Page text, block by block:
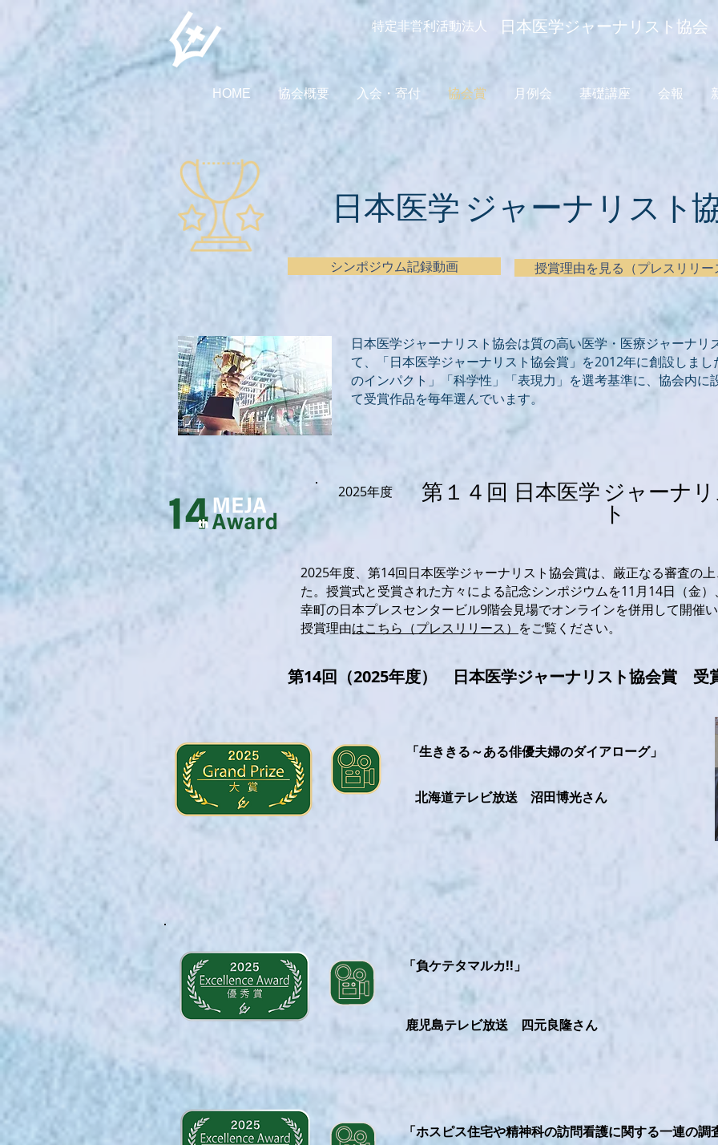
​特定非営利活動法人 日本医学ジャーナリスト協会
HOME 協会概要 入会・寄付 協会賞 月例会 基礎講座 会報
​日本医学 ジャーナリスト
シンポジウム記録動画 授賞理由を見る（プレスリリー
日本医学ジャーナリスト協会は質の高い医学・医療ジャーナリ
て、「日本医学ジャーナリスト協会賞」を2012年に創設しま
のインパクト」「科学性」「表現力」を選考基準に、協会内に
て受賞作品を毎年選んでいます。
2025年度 第１４回 日本医学 ジャーナ
ト
2025年度、第14回日本医学ジャーナリスト協会賞は、厳正なる審査の
た。授賞式と受賞された方々による記念シンポジウムを11月14日（金
幸町の日本プレスセンタービル9階会見場でオンラインを併用して開催
授賞理由はこちら（プレスリリース） をご覧ください。
第14回（2025年度） 日本医学ジャーナリスト協会賞 受
「生ききる～ある俳優夫婦のダイアローグ」
北海道テレビ放送 沼田博光さん
「負ケテタマルカ!!」
鹿児島テレビ放送 四元良隆さん
「ホスピス住宅や精神科の訪問看護に関する一連の調